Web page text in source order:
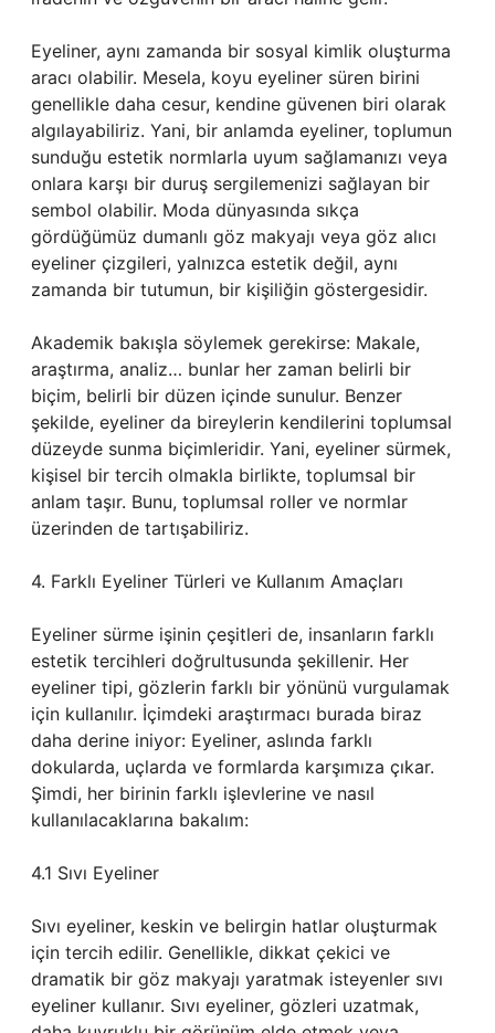
Eyeliner, aynı zamanda bir sosyal kimlik oluşturma
aracı olabilir. Mesela, koyu eyeliner süren birini
genellikle daha cesur, kendine güvenen biri olarak
algılayabiliriz. Yani, bir anlamda eyeliner, toplumun
sunduğu estetik normlarla uyum sağlamanızı veya
onlara karşı bir duruş sergilemenizi sağlayan bir
sembol olabilir. Moda dünyasında sıkça
gördüğümüz dumanlı göz makyajı veya göz alıcı
eyeliner çizgileri, yalnızca estetik değil, aynı
zamanda bir tutumun, bir kişiliğin göstergesidir.
Akademik bakışla söylemek gerekirse: Makale,
araştırma, analiz… bunlar her zaman belirli bir
biçim, belirli bir düzen içinde sunulur. Benzer
şekilde, eyeliner da bireylerin kendilerini toplumsal
düzeyde sunma biçimleridir. Yani, eyeliner sürmek,
kişisel bir tercih olmakla birlikte, toplumsal bir
anlam taşır. Bunu, toplumsal roller ve normlar
üzerinden de tartışabiliriz.
4. Farklı Eyeliner Türleri ve Kullanım Amaçları
Eyeliner sürme işinin çeşitleri de, insanların farklı
estetik tercihleri doğrultusunda şekillenir. Her
eyeliner tipi, gözlerin farklı bir yönünü vurgulamak
için kullanılır. İçimdeki araştırmacı burada biraz
daha derine iniyor: Eyeliner, aslında farklı
dokularda, uçlarda ve formlarda karşımıza çıkar.
Şimdi, her birinin farklı işlevlerine ve nasıl
kullanılacaklarına bakalım:
4.1 Sıvı Eyeliner
Sıvı eyeliner, keskin ve belirgin hatlar oluşturmak
için tercih edilir. Genellikle, dikkat çekici ve
dramatik bir göz makyajı yaratmak isteyenler sıvı
eyeliner kullanır. Sıvı eyeliner, gözleri uzatmak,